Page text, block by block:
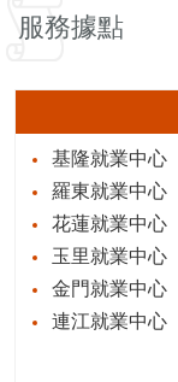
服務據點
基隆就業中心
羅東就業中心
花蓮就業中心
玉里就業中心
金門就業中心
連江就業中心